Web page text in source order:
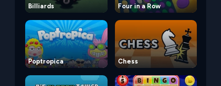
Billiards Four in a Row
Poptropica Chess